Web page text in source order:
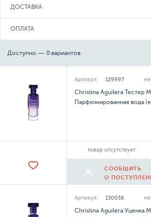
ДОСТАВКА
ОПЛАТА
Доступно — 0 вариантов
Артикул: 129997
Christina Aguilera Тестер
Парфюмированная вода
товар отсутствует
СООБЩИТЬ
О
Артикул: 130038
Christina Aguilera Уценка